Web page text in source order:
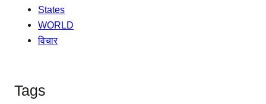
States
WORLD
विचार
Tags